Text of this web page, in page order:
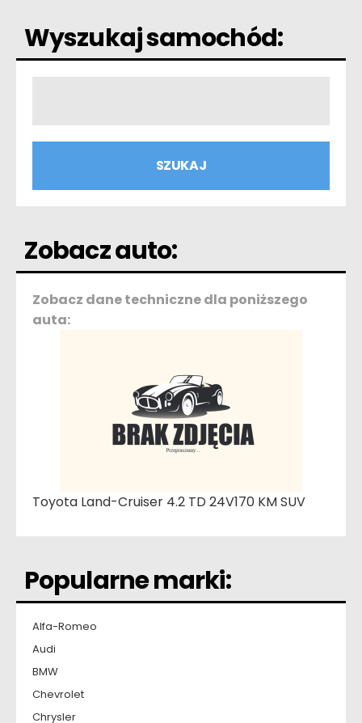
Wyszukaj samochód:
Zobacz auto:
Zobacz dane techniczne dla poniższego
auta:
Toyota Land-Cruiser 4.2 TD 24V170 KM SUV
Popularne marki:
Alfa-Romeo
Audi
BMW
Chevrolet
Chrysler